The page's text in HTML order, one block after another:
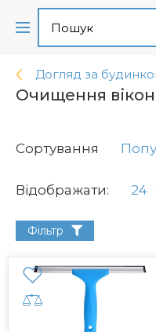
Догляд за
Очищення
Сортування
Відображати: 24
Фільтр